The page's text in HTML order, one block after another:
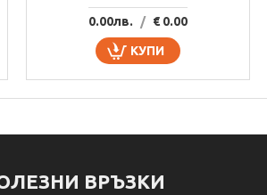
0.00лв. / € 0.00
КУПИ
ВРЪЗКИ